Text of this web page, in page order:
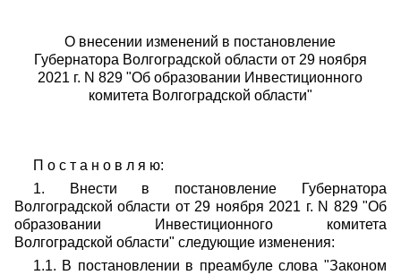
О внесении изменений в постановление
Губернатора Волгоградской области от 29 ноября
2021 г. N 829 "Об образовании Инвестиционного
комитета Волгоградской области"
П о с т а н о в л я ю:
1. Внести в постановление Губернатора
Волгоградской области от 29 ноября 2021 г. N 829 "Об
образовании Инвестиционного комитета
Волгоградской области" следующие изменения:
1.1. В постановлении в преамбуле слова "Законом